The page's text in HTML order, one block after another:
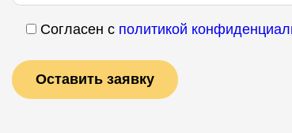
Согласен с политикой